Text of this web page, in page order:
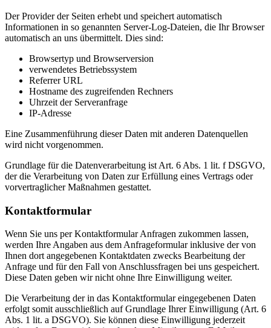
Der Provider der Seiten erhebt und speichert automatisch
Informationen in so genannten Server-Log-Dateien, die Ihr Browser
automatisch an uns übermittelt. Dies sind:
Browsertyp und Browserversion
verwendetes Betriebssystem
Referrer URL
Hostname des zugreifenden Rechners
Uhrzeit der Serveranfrage
IP-Adresse
Eine Zusammenführung dieser Daten mit anderen Datenquellen
wird nicht vorgenommen.
Grundlage für die Datenverarbeitung ist Art. 6 Abs. 1 lit. f DSGVO,
der die Verarbeitung von Daten zur Erfüllung eines Vertrags oder
vorvertraglicher Maßnahmen gestattet.
Kontaktformular
Wenn Sie uns per Kontaktformular Anfragen zukommen lassen,
werden Ihre Angaben aus dem Anfrageformular inklusive der von
Ihnen dort angegebenen Kontaktdaten zwecks Bearbeitung der
Anfrage und für den Fall von Anschlussfragen bei uns gespeichert.
Diese Daten geben wir nicht ohne Ihre Einwilligung weiter.
Die Verarbeitung der in das Kontaktformular eingegebenen Daten
erfolgt somit ausschließlich auf Grundlage Ihrer Einwilligung (Art. 6
Abs. 1 lit. a DSGVO). Sie können diese Einwilligung jederzeit